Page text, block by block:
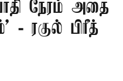
நேரம் அதை
- ரகுல் பிரீத்